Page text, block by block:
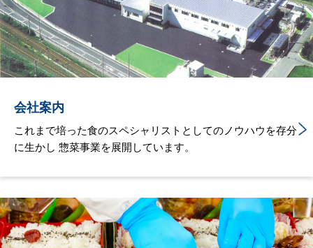
会社案内
これまで培った食のスペシャリストとしてのノウハウを存分
に生かし 惣菜事業を展開しています。